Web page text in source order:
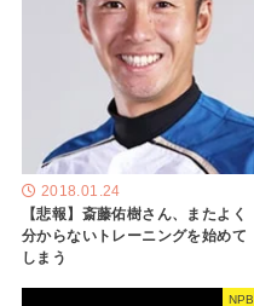
2018.01.24
【悲報】斎藤佑樹さん、またよく
分からないトレーニングを始めて
しまう
NPB